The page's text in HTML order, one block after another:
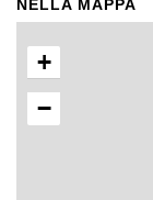
NELLA MAPPA
+
−